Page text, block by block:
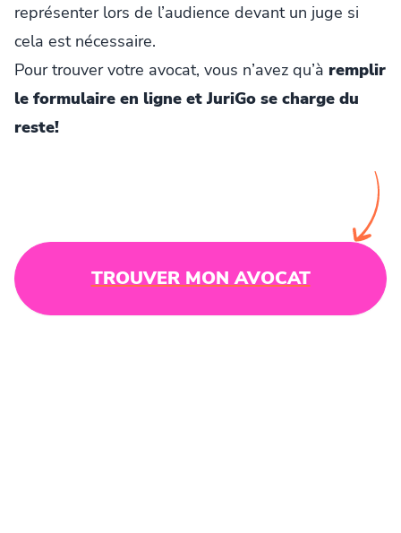
représenter lors de l’audience devant un juge si
cela est nécessaire.
Pour trouver votre avocat, vous n’avez qu’à remplir
le formulaire en ligne et JuriGo se charge du
reste!
TROUVER MON AVOCAT